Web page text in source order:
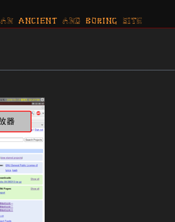
AN ancient AND boring SITE